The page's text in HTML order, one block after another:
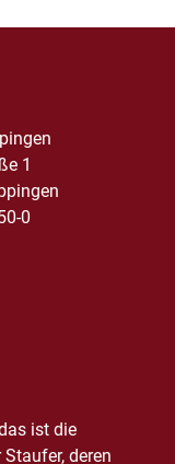
1
0
ist die
deren